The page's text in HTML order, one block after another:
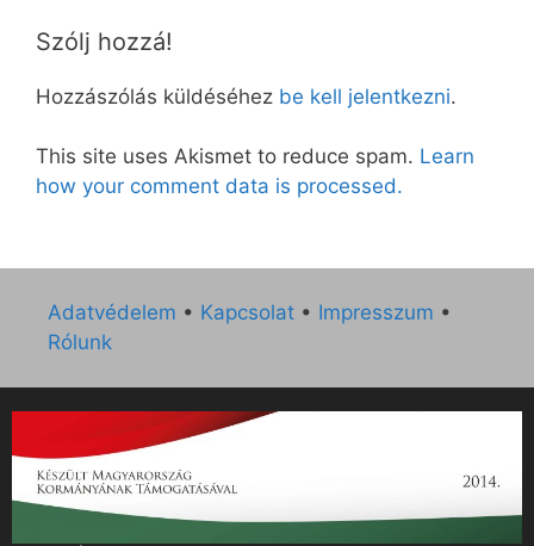
Szólj hozzá!
Hozzászólás küldéséhez be kell jelentkezni.
This site uses Akismet to reduce spam. Learn
how your comment data is processed.
Adatvédelem • Kapcsolat • Impresszum •
Rólunk